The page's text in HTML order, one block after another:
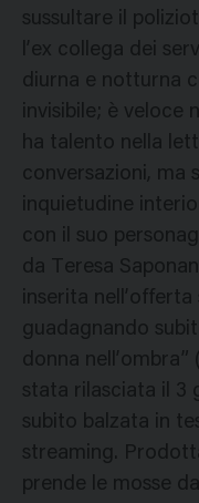
sussultare il
l’ex collega dei
diurna e notturna
invisibile; è veloce
ha talento nella
conversazioni, ma
inquietudine
con il suo
da Teresa
inserita nell’offerta
guadagnando
donna
stata rilasciata il 3
subito balzata in
streaming.
prende le mosse